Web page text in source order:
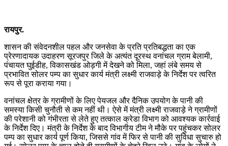
रायपुर.
शासन की संवेदनशील पहल और जनसेवा के प्रति प्रतिबद्धता का एक
प्रेरणादायक उदाहरण सूरजपुर जिले के अत्यंत दूरस्थ वनांचल ग्राम बेलामी,
पंचायत घुईडीह, विकासखंड ओड़गी में देखने को मिला, जहां लंबे समय से
प्रभावित सोलर पम्प का सुधार कार्य मंत्री लक्ष्मी राजवाड़े के निर्देश पर त्वरित
रूप से पूरा कराया गया।
वनांचल क्षेत्र के ग्रामीणों के लिए पेयजल और दैनिक उपयोग के पानी की
समस्या किसी चुनौती से कम नहीं थी। ऐसे में मंत्री लक्ष्मी राजवाड़े ने ग्रामीणों
की परेशानी को गंभीरता से लेते हुए तत्काल क्रेडा विभाग को आवश्यक कार्रवाई
के निर्देश दिए। मंत्री के निर्देश के बाद विभागीय टीम ने मौके पर पहुंचकर सोलर
पम्प का सुधार कार्य पूर्ण किया, जिससे गांव में फिर से पानी की सुविधा सुचारु हो